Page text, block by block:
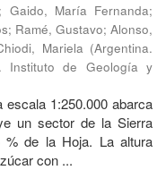
; Gaido, María Fernanda;
; Ramé, Gustavo; Alonso,
Mariela (Argentina.
Instituto de Geología y
escala 1:250.000 abarca
un sector de la Sierra
de la Hoja. La altura
con ...